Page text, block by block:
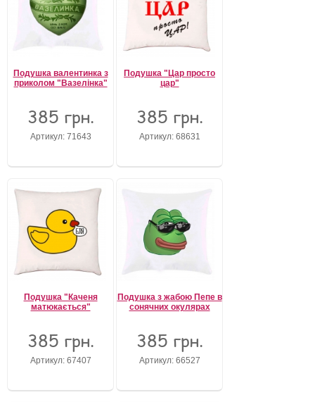
Подушка валентинка з
приколом "Вазелінка"
385 грн.
Артикул: 71643
Подушка "Цар просто
цар"
385 грн.
Артикул: 68631
Подушка "Каченя
матюкається"
385 грн.
Артикул: 67407
Подушка з жабою Пепе в
сонячних окулярах
385 грн.
Артикул: 66527